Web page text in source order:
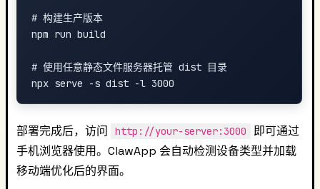
# 构建生产版本
npm run build
# 使用任意静态文件服务器托管 dist 目录
部署完成后，访问 http://your-server:3000
即可通过
手机浏览器使用。ClawApp 会自动检测设备类型并加载
移动端优化后的界面。